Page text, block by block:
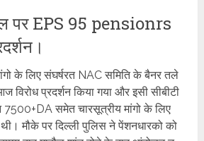
पर EPS 95 pensionrs
के लिए संघर्षरत NAC समिति के बैनर तले
विरोध प्रदर्शन किया गया और इसी सीबीटी
समेत चारसूत्रीय मांगो के लिए
थी। मौके पर दिल्ली पुलिस ने पेंशनधारको को